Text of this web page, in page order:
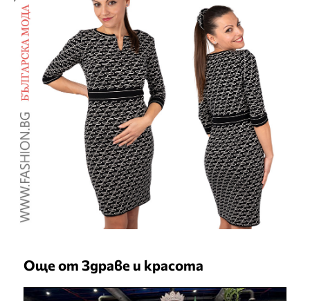
Още от Здраве и красота